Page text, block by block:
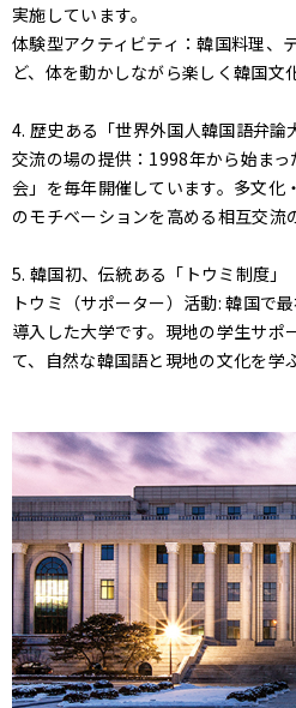
実施しています。
体験型アクティビティ：韓国料理、
ど、体を動かしながら楽しく韓国文
4. 歴史ある「世界外国人韓国語弁論
交流の場の提供：1998年から始ま
会」を毎年開催しています。多文化
のモチベーションを高める相互交流
5. 韓国初、伝統ある「トウミ制度」
トウミ（サポーター）活動: 韓国で
導入した大学です。現地の学生サポ
て、自然な韓国語と現地の文化を学